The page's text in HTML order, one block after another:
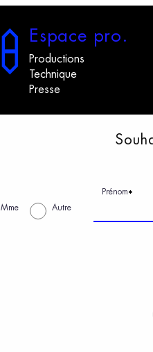
Espace pro.
Productions
Technique
Presse
S
Mme Autre
Prénom*